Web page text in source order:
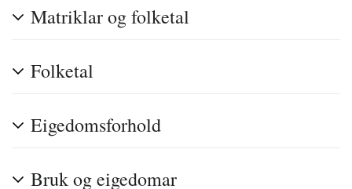
Matriklar og folketal
Folketal
Eigedomsforhold
Bruk og eigedomar